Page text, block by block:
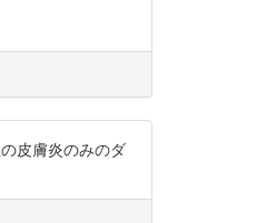
皮膚炎のみのダ